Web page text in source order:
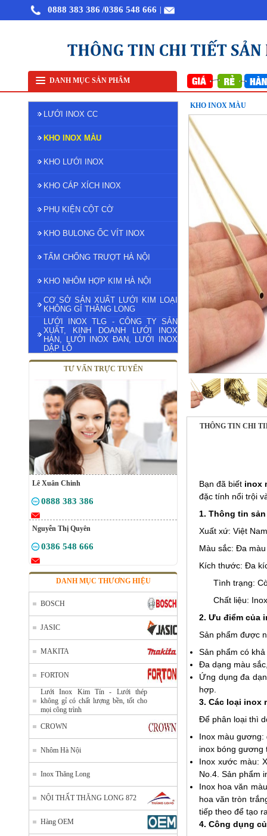
0888 383 386 /0386 548 666
DANH MỤC SẢN PHẨM Bán lưới inox tại Hà Nội Lưới lọc inox
LƯỚI INOX CC
KHO INOX MÀU
KHO LƯỚI INOX
KHO CÁP XÍCH INOX
PHỤ KIỆN CỘT CỜ
KHO BULONG ỐC VÍT INOX
TẤM CHỐNG TRƯỢT HÀ NỘI
KHO NHÔM HỢP KIM HÀ NỘI
CƠ SỞ SẢN XUẤT LƯỚI KIM LOẠI
KHÔNG GỈ THĂNG LONG
LƯỚI INOX TLG - CÔNG TY SẢN
XUẤT, KINH DOANH LƯỚI INOX
HÀN, LƯỚI INOX ĐAN, LƯỚI INOX
DẬP LỖ
TƯ VẤN TRỰC TUYẾN
Lê Xuân Chinh
0888 383 386
Nguyễn Thị Quyên
0386 548 666
DANH MỤC THƯƠNG HIỆU
BOSCH
JASIC
MAKITA
FORTON
Lưới Inox Kim Tín - Lưới thép
không gỉ có chất lượng bền, tốt cho
mọi công trình
CROWN
Nhôm Hà Nội
Inox Thăng Long
NỘI THẤT THĂNG LONG 872
Hàng OEM
KHO INOX MÀU
THÔNG TIN CHI
Bạn đã biết inox
đặc tính nổi trội
1. Thông tin
Xuất xứ: Việt Nam
Màu sắc: Đa
Kích thước: Đa
Tình trạng:
Chất liệu:
2. Ưu điểm của
Sản phẩm được
Sản phẩm có
Đa dạng màu
Ứng dụng đa
hợp.
3. Các loại inox
Để phân loại thì
Inox màu
inox bóng gương
Inox xước màu:
No.4. Sản phẩm
Inox hoa văn
hoa văn tròn
tiếp theo để tạo
4. Công dụng